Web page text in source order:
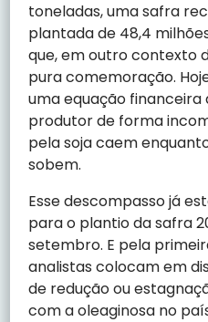
toneladas, uma safra
plantada de 48,4
que, em outro contexto
pura comemoração.
uma equação financeira
produtor de forma
pela soja caem
sobem.
Esse descompasso já
para o plantio da safra
setembro. E pela
analistas colocam em
de redução ou
com a oleaginosa no